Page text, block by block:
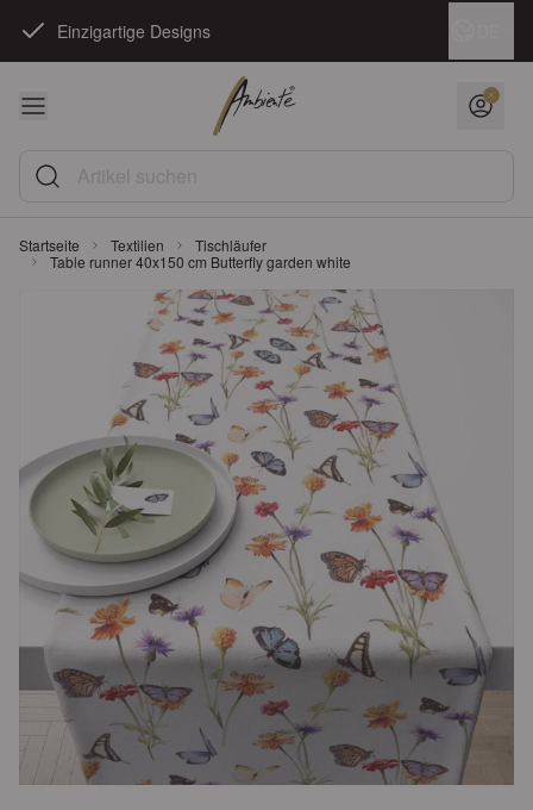
Einzigartige Designs
Artikel suchen
Startseite Textilien
Tischläufer
Table runner 40x150 cm Butterfly garden white